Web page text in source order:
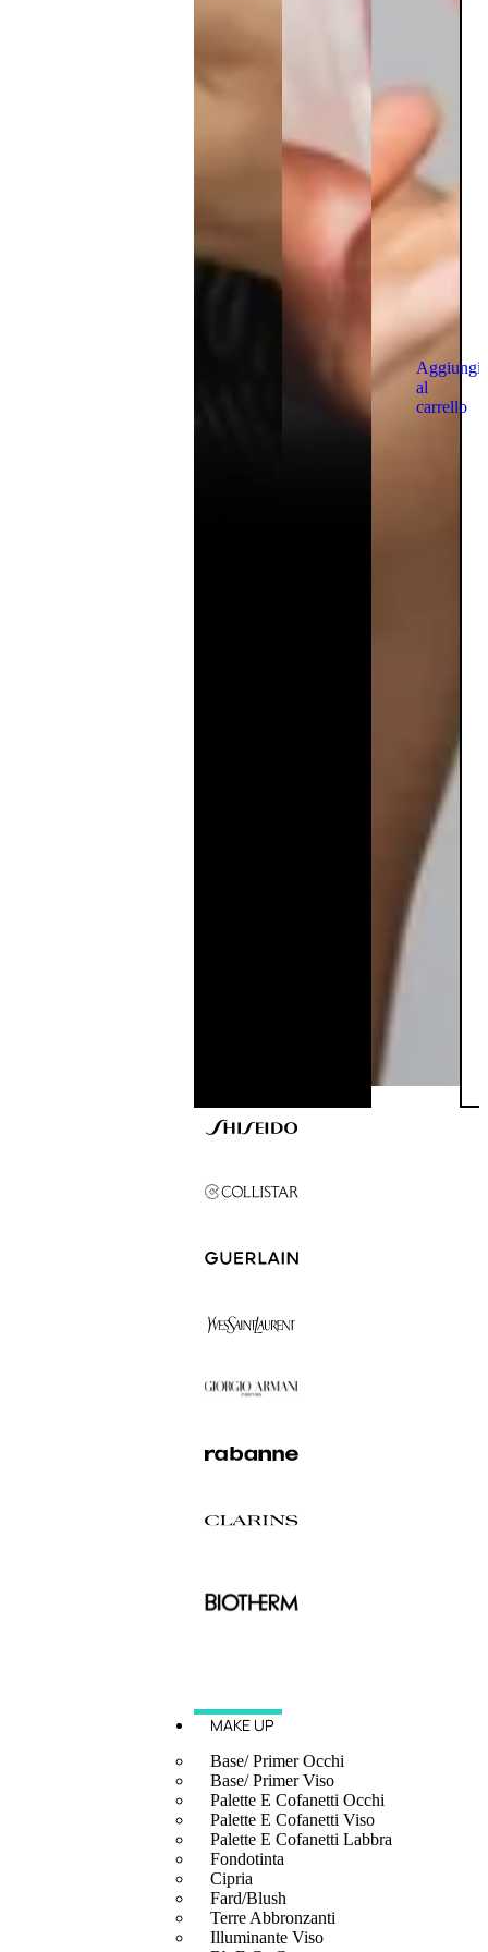
Aggiungi
al
carrello
MAKE UP
Base/ Primer Occhi
Base/ Primer Viso
Palette E Cofanetti Occhi
Palette E Cofanetti Viso
Palette E Cofanetti Labbra
Fondotinta
Cipria
Fard/Blush
Terre Abbronzanti
Illuminante Viso